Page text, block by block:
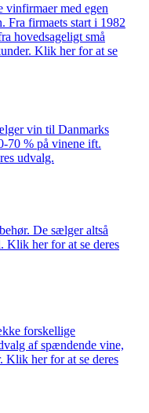
vinfirmaer med egen
Fra firmaets start i 1982
hovedsageligt små
Klik her for at se
vin til Danmarks
70 % på vinene ift.
udvalg.
De sælger altså
Klik her for at se deres
forskellige
af spændende vine,
Klik her for at se deres